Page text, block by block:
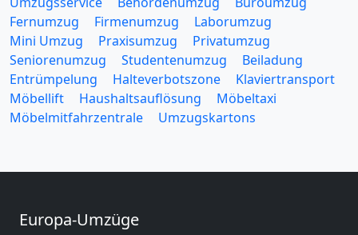
Fernumzug
Firmenumzug
Laborumzug
Mini Umzug
Praxisumzug
Privatumzug
Seniorenumzug
Studentenumzug
Beiladung
Entrümpelung
Halteverbotszone
Klaviertransport
Möbellift
Haushaltsauflösung
Möbeltaxi
Möbelmitfahrzentrale
Umzugskartons
Europa-Umzüge